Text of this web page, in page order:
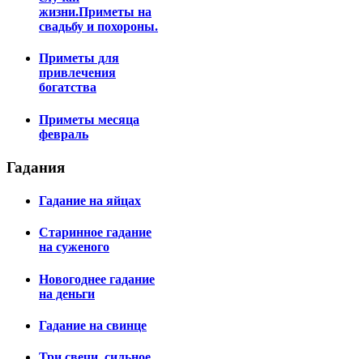
жизни.Приметы на
свадьбу и похороны.
Приметы для
привлечения
богатства
Приметы месяца
февраль
Гадания
Гадание на яйцах
Старинное гадание
на суженого
Новогоднее гадание
на деньги
Гадание на свинце